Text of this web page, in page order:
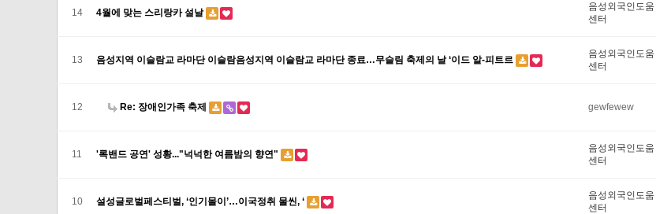
14 4월에 맞는 스리랑카 설날
음성외국인도움
센터
13 음성지역 이슬람교 라마단 이슬람음성지역 이슬람교 라마단 종료…무슬림 축제의 날 ‘이드 알-피트르
음성외국인도움
센터
12 Re: 장애인가족 축제 gewfewew
11 '록밴드 공연' 성황..."넉넉한 여름밤의 향연"
음성외국인도움
센터
10 설성글로벌페스티벌, ‘인기몰이’…이국정취 물씬, ‘
음성외국인도움
센터